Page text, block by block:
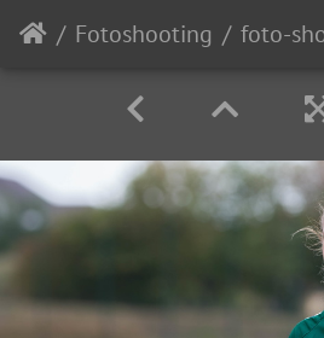
Fotoshooting